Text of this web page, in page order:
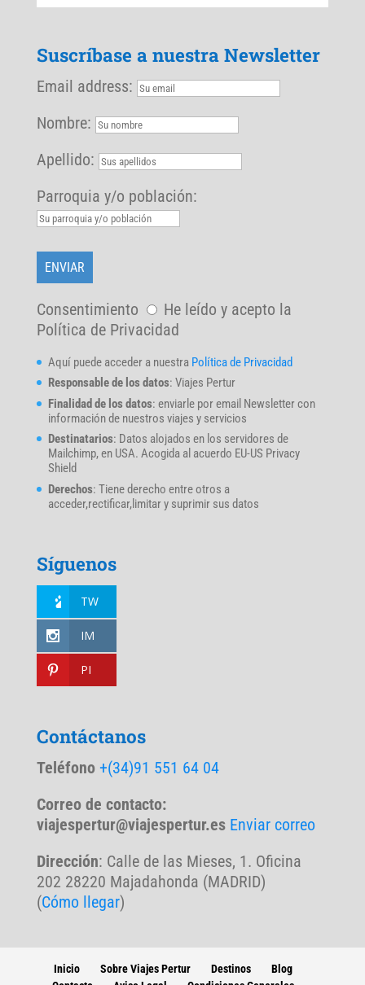
Suscríbase a nuestra Newsletter
Email address:
Nombre:
Apellido:
Parroquia y/o población:
Consentimiento
He leído y acepto la
Política de Privacidad
Aquí puede acceder a nuestra Política de Privacidad
Responsable de los datos: Viajes Pertur
Finalidad de los datos: enviarle por email Newsletter con
información de nuestros viajes y servicios
Destinatarios: Datos alojados en los servidores de
Mailchimp, en USA. Acogida al acuerdo EU-US Privacy
Shield
Derechos: Tiene derecho entre otros a
acceder,rectificar,limitar y suprimir sus datos
Síguenos
TW
IM
PI
Contáctanos
Teléfono +(34)91 551 64 04
Correo de contacto:
viajespertur@viajespertur.es Enviar correo
Dirección: Calle de las Mieses, 1. Oficina
202 28220 Majadahonda (MADRID)
(Cómo llegar)
Inicio Sobre Viajes Pertur Destinos
Blog